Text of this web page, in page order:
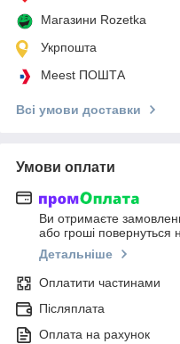
Магазини Rozetka
Укрпошта
Meest ПОШТА
Всі умови доставки
Умови оплати
Ви отримаєте
або гроші повернуться
Детальніше
Оплатити частинами
Післяплата
Оплата на рахунок